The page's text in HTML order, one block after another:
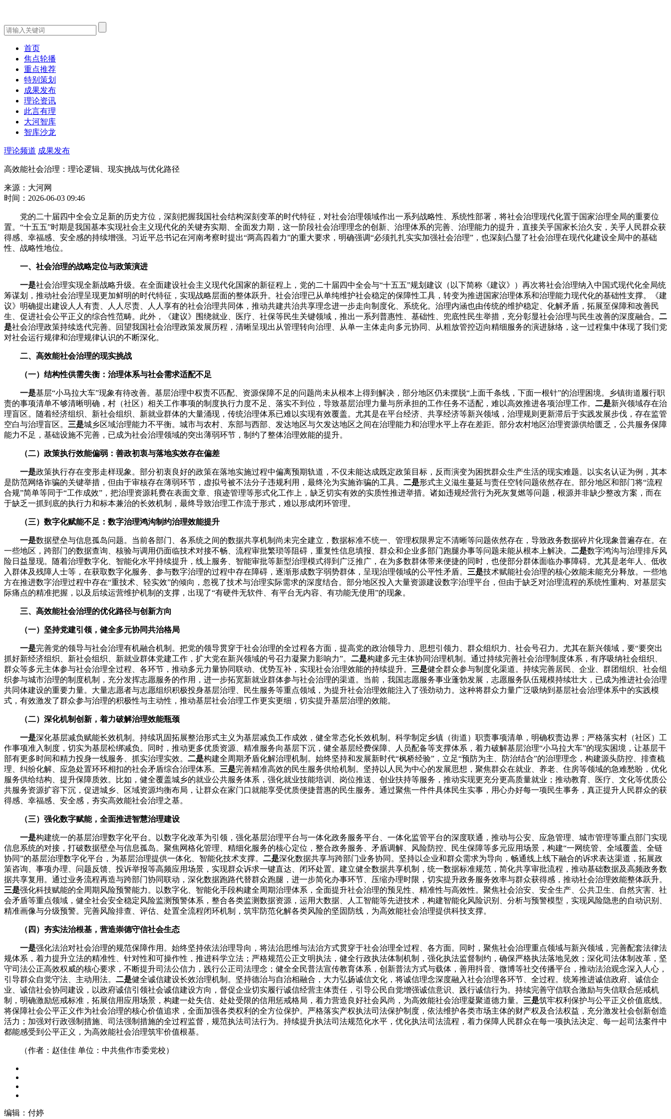
首页
焦点轮播
重点推荐
特别策划
成果发布
理论资讯
此言有理
大河智库
智库沙龙
理论频道 成果发布
高效能社会治理：理论逻辑、现实挑战与优化路径
来源：大河网
时间：2026-06-03 09:46
党的二十届四中全会立足新的历史方位，深刻把握我国社会结构深刻变革的时代特征，对社会治理领域作出一系列战略性、系统性部署，将社会治理现代化置于国家治理全局的重要位
置。“十五五”时期是我国基本实现社会主义现代化的关键夯实期、全面发力期，这一阶段社会治理理念的创新、治理体系的完善、治理能力的提升，直接关乎国家长治久安，关乎人民群众获
得感、幸福感、安全感的持续增强。习近平总书记在河南考察时提出“两高四着力”的重大要求，明确强调“必须扎扎实实加强社会治理”，也深刻凸显了社会治理在现代化建设全局中的基础
性、战略性地位。
一、社会治理的战略定位与政策演进
一是社会治理实现全新战略升级。在全面建设社会主义现代化国家的新征程上，党的二十届四中全会与“十五五”规划建议（以下简称《建议》）再次将社会治理纳入中国式现代化全局统
筹谋划，推动社会治理呈现更加鲜明的时代特征，实现战略层面的整体跃升。社会治理已从单纯维护社会稳定的保障性工具，转变为推进国家治理体系和治理能力现代化的基础性支撑。《建
议》明确提出建设人人有责、人人尽责、人人享有的社会治理共同体，推动共建共治共享理念进一步走向制度化、系统化。治理内涵也由传统的维护稳定、化解矛盾，拓展至保障和改善民
生、促进社会公平正义的综合性范畴。此外，《建议》围绕就业、医疗、社保等民生关键领域，推出一系列普惠性、基础性、兜底性民生举措，充分彰显社会治理与民生改善的深度融合。 二
是社会治理政策持续迭代完善。回望我国社会治理政策发展历程，清晰呈现出从管理转向治理、从单一主体走向多元协同、从粗放管控迈向精细服务的演进脉络，这一过程集中体现了我们党
对社会运行规律和治理规律认识的不断深化。
二、高效能社会治理的现实挑战
（一）结构性供需失衡：治理体系与社会需求适配不足
一是基层“小马拉大车”现象有待改善。基层治理中权责不匹配、资源保障不足的问题尚未从根本上得到解决，部分地区仍未摆脱“上面千条线，下面一根针”的治理困境。乡镇街道履行职
责的事项清单不够清晰明确，村（社区）相关工作事项的制度执行力度不足、落实不到位，导致基层治理力量与所承担的工作任务不适配，难以高效推进各项治理工作。 二是新兴领域存在治
理盲区。随着经济组织、新社会组织、新就业群体的大量涌现，传统治理体系已难以实现有效覆盖。尤其是在平台经济、共享经济等新兴领域，治理规则更新滞后于实践发展步伐，存在监管
空白与治理盲区。 三是城乡区域治理能力不平衡。城市与农村、东部与西部、发达地区与欠发达地区之间在治理能力和治理水平上存在差距。部分农村地区治理资源供给匮乏，公共服务保障
能力不足，基础设施不完善，已成为社会治理领域的突出薄弱环节，制约了整体治理效能的提升。
（二）政策执行效能偏弱：善政初衷与落地实效存在偏差
一是政策执行存在变形走样现象。部分初衷良好的政策在落地实施过程中偏离预期轨道，不仅未能达成既定政策目标，反而演变为困扰群众生产生活的现实难题。以实名认证为例，其本
是防范网络诈骗的关键举措，但由于审核存在薄弱环节，虚拟号被不法分子违规利用，最终沦为实施诈骗的工具。 二是形式主义滋生蔓延与责任空转问题依然存在。部分地区和部门将“流程
合规”简单等同于“工作成效”，把治理资源耗费在表面文章、痕迹管理等形式化工作上，缺乏切实有效的实质性推进举措。诸如违规经营行为死灰复燃等问题，根源并非缺少整改方案，而在
于缺乏一抓到底的执行力和标本兼治的长效机制，最终导致治理工作流于形式，难以形成闭环管理。
（三）数字化赋能不足：数字治理鸿沟制约治理效能提升
一是数据壁垒与信息孤岛问题。当前各部门、各系统之间的数据共享机制尚未完全建立，数据标准不统一、管理权限界定不清晰等问题依然存在，导致政务数据碎片化现象普遍存在。在
一些地区，跨部门的数据查询、核验与调用仍面临技术对接不畅、流程审批繁琐等阻碍，重复性信息填报、群众和企业多部门跑腿办事等问题未能从根本上解决。 二是数字鸿沟与治理排斥风
险日益显现。随着治理数字化、智能化水平持续提升，线上服务、智能审批等新型治理模式得到广泛推广，在为多数群体带来便捷的同时，也使部分群体面临办事障碍。尤其是老年人、低收
入群体及残障人士等，在获取数字化服务、参与数字治理的过程中存在障碍，逐渐形成数字弱势群体，呈现治理领域的公平性矛盾。 三是技术赋能社会治理的核心效能未能充分释放。一些地
方在推进数字治理过程中存在“重技术、轻实效”的倾向，忽视了技术与治理实际需求的深度结合。部分地区投入大量资源建设数字治理平台，但由于缺乏对治理流程的系统性重构、对基层实
际痛点的精准把握，以及后续运营维护机制的支撑，出现了“有硬件无软件、有平台无内容、有功能无使用”的现象。
三、高效能社会治理的优化路径与创新方向
（一）坚持党建引领，健全多元协同共治格局
一是完善党的领导与社会治理有机融合机制。把党的领导贯穿于社会治理的全过程各方面，提高党的政治领导力、思想引领力、群众组织力、社会号召力。尤其在新兴领域，要“要突出
抓好新经济组织、新社会组织、新就业群体党建工作，扩大党在新兴领域的号召力凝聚力影响力”。 二是构建多元主体协同治理机制。通过持续完善社会治理制度体系，有序吸纳社会组织、
群众等多元主体参与社会治理全过程、各环节，推动多元力量协同联动、优势互补，实现社会治理效能的持续提升。 三是健全群众参与制度化渠道。持续完善居民、企业、群团组织、社会组
织参与城市治理的制度机制，充分发挥志愿服务的作用，进一步拓宽新就业群体参与社会治理的渠道。当前，我国志愿服务事业蓬勃发展，志愿服务队伍规模持续壮大，已成为推进社会治理
共同体建设的重要力量。大量志愿者与志愿组织积极投身基层治理、民生服务等重点领域，为提升社会治理效能注入了强劲动力。这种将群众力量广泛吸纳到基层社会治理体系中的实践模
式，有效激发了群众参与治理的积极性与主动性，推动基层社会治理工作更实更细，切实提升基层治理的效能。
（二）深化机制创新，着力破解治理效能瓶颈
一是深化基层减负赋能长效机制。持续巩固拓展整治形式主义为基层减负工作成效，健全常态化长效机制。科学制定乡镇（街道）职责事项清单，明确权责边界；严格落实村（社区）工
作事项准入制度，切实为基层松绑减负。同时，推动更多优质资源、精准服务向基层下沉，健全基层经费保障、人员配备等支撑体系，着力破解基层治理“小马拉大车”的现实困境，让基层干
部有更多时间和精力投身一线服务、抓实治理实效。 二是构建全周期矛盾化解治理机制。始终坚持和发展新时代“枫桥经验”，立足“预防为主、防治结合”的治理理念，构建源头防控、排查梳
理、纠纷化解、应急处置环环相扣的社会矛盾综合治理体系。 三是完善精准高效的民生服务供给机制。坚持以人民为中心的发展思想，聚焦群众在就业、养老、住房等领域的急难愁盼，优化
服务供给结构、提升保障质效。比如，健全覆盖城乡的就业公共服务体系，强化就业技能培训、岗位推送、创业扶持等服务，推动实现更充分更高质量就业；推动教育、医疗、文化等优质公
共服务资源扩容下沉，促进城乡、区域资源均衡布局，让群众在家门口就能享受优质便捷普惠的民生服务。通过聚焦一件件具体民生实事，用心办好每一项民生事务，真正提升人民群众的获
得感、幸福感、安全感，夯实高效能社会治理之基。
（三）强化数字赋能，全面推进智慧治理建设
一是构建统一的基层治理数字化平台。以数字化改革为引领，强化基层治理平台与一体化政务服务平台、一体化监管平台的深度联通，推动与公安、应急管理、城市管理等重点部门实现
信息系统的对接，打破数据壁垒与信息孤岛。聚焦网格化管理、精细化服务的核心定位，整合政务服务、矛盾调解、风险防控、民生保障等多元应用场景，构建“一网统管、全域覆盖、全链
协同”的基层治理数字化平台，为基层治理提供一体化、智能化技术支撑。 二是深化数据共享与跨部门业务协同。坚持以企业和群众需求为导向，畅通线上线下融合的诉求表达渠道，拓展政
策咨询、事项办理、问题反馈、投诉举报等高频应用场景，实现群众诉求一键直达、闭环处置。建立健全数据共享机制，统一数据标准规范，简化共享审批流程，推动基础数据及高频政务数
据共享复用。通过业务流程再造与跨部门协同联动，深化数据跑路代替群众跑腿，进一步简化办事环节、压缩办理时限，切实提升政务服务效率与群众获得感，推动社会治理效能整体跃升。
三是强化科技赋能的全周期风险预警能力。以数字化、智能化手段构建全周期治理体系，全面提升社会治理的预见性、精准性与高效性。聚焦社会治安、安全生产、公共卫生、自然灾害、社
会矛盾等重点领域，健全社会安全稳定风险监测预警体系，整合各类监测数据资源，运用大数据、人工智能等先进技术，构建智能化风险识别、分析与预警模型，实现风险隐患的自动识别、
精准画像与分级预警。完善风险排查、评估、处置全流程闭环机制，筑牢防范化解各类风险的坚固防线，为高效能社会治理提供科技支撑。
（四）夯实法治根基，营造崇德守信社会生态
一是强化法治对社会治理的规范保障作用。始终坚持依法治理导向，将法治思维与法治方式贯穿于社会治理全过程、各方面。同时，聚焦社会治理重点领域与新兴领域，完善配套法律法
规体系，着力提升立法的精准性、针对性和可操作性，推进科学立法；严格规范公正文明执法，健全行政执法体制机制，强化执法监督制约，确保严格执法落地见效；深化司法体制改革，坚
守司法公正高效权威的核心要求，不断提升司法公信力，践行公正司法理念；健全全民普法宣传教育体系，创新普法方式与载体，善用抖音、微博等社交传播平台，推动法治观念深入人心，
引导群众自觉守法、主动用法。 二是健全诚信建设长效治理机制。坚持德治与自治相融合，大力弘扬诚信文化，将诚信理念深度融入社会治理各环节、全过程。统筹推进诚信政府、诚信企
业、诚信社会协同建设，以政府诚信引领社会诚信建设方向，督促企业切实履行诚信经营主体责任，引导公民自觉增强诚信意识、践行诚信行为。持续完善守信联合激励与失信联合惩戒机
制，明确激励惩戒标准，拓展信用应用场景，构建一处失信、处处受限的信用惩戒格局，着力营造良好社会风尚，为高效能社会治理凝聚道德力量。 三是筑牢权利保护与公平正义价值底线。
将保障社会公平正义作为社会治理的核心价值追求，全面加强各类权利的全方位保护。严格落实产权执法司法保护制度，依法维护各类市场主体的财产权及合法权益，充分激发社会创新创造
活力；加强对行政强制措施、司法强制措施的全过程监督，规范执法司法行为。持续提升执法司法规范化水平，优化执法司法流程，着力保障人民群众在每一项执法决定、每一起司法案件中
都能感受到公平正义，为高效能社会治理筑牢价值根基。
（作者：赵佳佳 单位：中共焦作市委党校）
编辑：付婷